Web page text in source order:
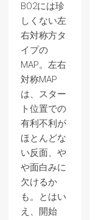
BO2には珍
しくない左
右対称方タ
イプの
MAP。左右
対称MAP
は、スター
ト位置での
有利不利が
ほとんどな
い反面、や
や面白みに
欠けるか
も。とはい
え、開始